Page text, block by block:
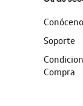
Soporte
Compra